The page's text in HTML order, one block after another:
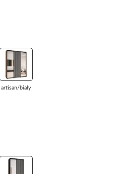
artisan/biały